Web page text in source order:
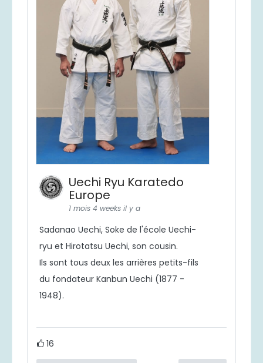
Uechi Ryu Karatedo
Europe
1 mois 4 weeks il y a
Sadanao Uechi, Soke de l'école Uechi-
ryu et Hirotatsu Uechi, son cousin.
Ils sont tous deux les arrières petits-fils
du fondateur Kanbun Uechi (1877 -
1948).
16